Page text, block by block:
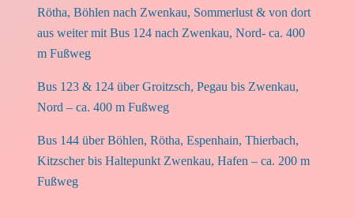
Rötha, Böhlen nach Zwenkau, Sommerlust & von dort
aus weiter mit Bus 124 nach Zwenkau, Nord- ca. 400
m Fußweg
Bus 123 & 124 über Groitzsch, Pegau bis Zwenkau,
Nord – ca. 400 m Fußweg
Bus 144 über Böhlen, Rötha, Espenhain, Thierbach,
Kitzscher bis Haltepunkt Zwenkau, Hafen – ca. 200 m
Fußweg